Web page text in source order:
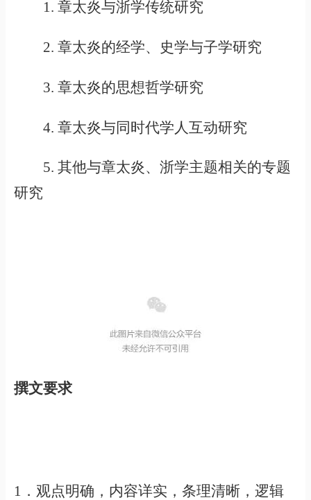
1. 章太炎与浙学传统研究
2. 章太炎的经学、史学与子学研究
3. 章太炎的思想哲学研究
4. 章太炎与同时代学人互动研究
5. 其他与章太炎、浙学主题相关的专题
研究
撰文要求
1．观点明确，内容详实，条理清晰，逻辑